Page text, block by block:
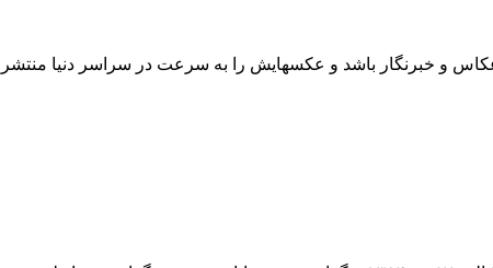
و خبرنگار باشد و عکس‫هایش را به سرعت در سراسر دنیا منتشر